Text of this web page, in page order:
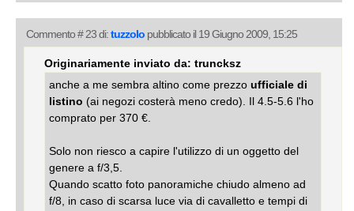
Commento # 23 di:tuzzolo pubblicato il 19 Giugno 2009, 15:25
Originariamente inviato da: truncksz
anche a me sembra altino come prezzo ufficiale di
listino (ai negozi costerà meno credo). Il 4.5-5.6 l'ho
comprato per 370 €.
Solo non riesco a capire l'utilizzo di un oggetto del
genere a f/3,5.
Quando scatto foto panoramiche chiudo almeno ad
f/8, in caso di scarsa luce via di cavalletto e tempi di